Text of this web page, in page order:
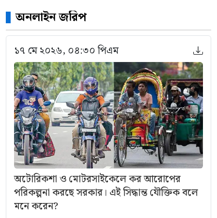
অনলাইন জরিপ
১৭ মে ২০২৬, ০৪:৩০ পিএম
অটোরিকশা ও মোটরসাইকেলে কর আরোপের
পরিকল্পনা করছে সরকার। এই সিদ্ধান্ত যৌক্তিক বলে
মনে করেন?